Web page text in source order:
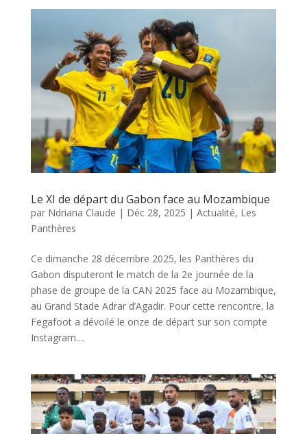
Le XI de départ du Gabon face au Mozambique
par Ndriana Claude | Déc 28, 2025 | Actualité, Les
Panthères
Ce dimanche 28 décembre 2025, les Panthères du
Gabon disputeront le match de la 2e journée de la
phase de groupe de la CAN 2025 face au Mozambique,
au Grand Stade Adrar d’Agadir. Pour cette rencontre, la
Fegafoot a dévoilé le onze de départ sur son compte
Instagram....